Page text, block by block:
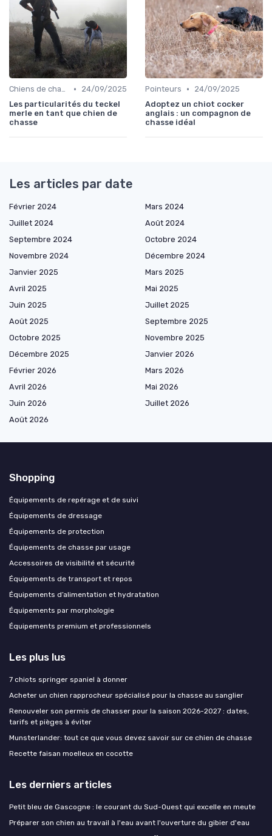
Chiens de chasse au sanglier •
24/09/2025
Les particularités du teckel
merle en tant que chien de
chasse
Pointeurs •
24/09/2025
Adoptez un chiot cocker
anglais : un compagnon de
chasse idéal
Les articles par date
Février 2024
Mars 2024
Juillet 2024
Août 2024
Septembre 2024
Octobre 2024
Novembre 2024
Décembre 2024
Janvier 2025
Mars 2025
Avril 2025
Mai 2025
Juin 2025
Juillet 2025
Août 2025
Septembre 2025
Octobre 2025
Novembre 2025
Décembre 2025
Janvier 2026
Février 2026
Mars 2026
Avril 2026
Mai 2026
Juin 2026
Juillet 2026
Août 2026
Shopping
Équipements de repérage et de suivi
Équipements de dressage
Équipements de protection
Équipements de chasse par usage
Accessoires de visibilité et sécurité
Équipements de transport et repos
Équipements d’alimentation et hydratation
Équipements par morphologie
Équipements premium et professionnels
Les plus lus
7 chiots springer spaniel à donner
Acheter un chien rapprocheur spécialisé pour la chasse au sanglier
Renouveler son permis de chasser pour la saison 2026-2027 : dates,
tarifs et pièges à éviter
Munsterlander: tout ce que vous devez savoir sur ce chien de chasse
Recette faisan moelleux en cocotte
Les derniers articles
Petit bleu de Gascogne : le courant du Sud-Ouest qui excelle en meute
Préparer son chien au travail à l'eau avant l'ouverture du gibier d'eau